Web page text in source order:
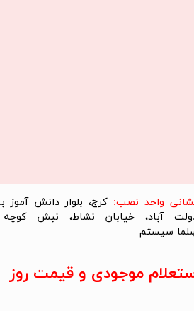
واحد نصب: کرج، بلوار دانش آموز
سیستم​​​​​​​
موجودی و قیمت روز